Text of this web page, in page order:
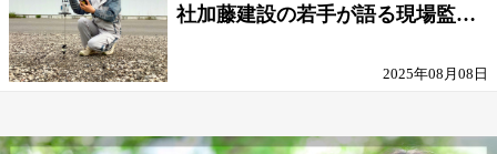
社加藤建設の若手が語る現場監督
2025年08月08日